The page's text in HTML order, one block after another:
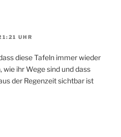
UHR
diese Tafeln immer wieder
wie ihr Wege sind und dass
der Regenzeit sichtbar ist